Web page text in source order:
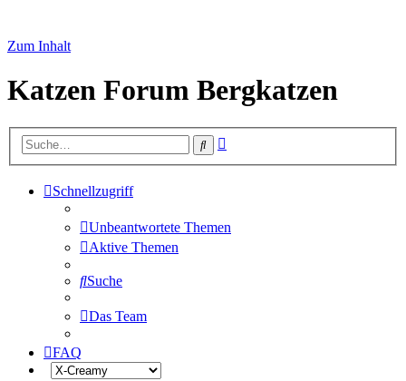
Zum Inhalt
Katzen Forum Bergkatzen
Suche
Schnellzugriff
Unbeantwortete Themen
Aktive Themen
Suche
Das Team
FAQ